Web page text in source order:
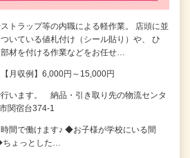
トラップ等の内職による軽作業。 店頭に並
いている値札付け（シール貼り）や、 ひ
材を付ける作業などをお任せ…
月収例】6,000円～15,000円
います。 納品・引き取り先の物流センタ
関宿台374-1
間で働けます♪ ◆お子様が学校にいる間
ちょっとした…